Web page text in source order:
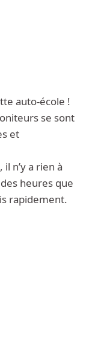
auto-école !
se sont
et
n’y a rien à
heures que
rapidement.